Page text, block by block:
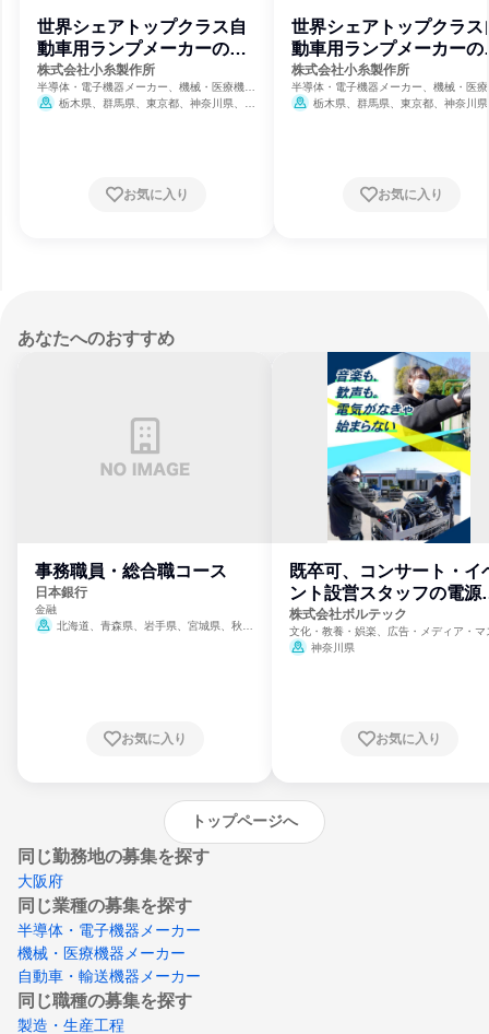
世界シェアトップクラス自
動車用ランプメーカーの研
究開発職
株式会社小糸製作所
半導体・電子機器メーカー、機械・医療機器
メーカー、自動車・輸送機器メーカー
栃木県、群馬県、東京都、神奈川県、静
お気に入り
世界シェアトップクラス
動車用ランプメーカーの
産技術職
株式会社小糸製作所
半導体・電子機器メーカー、機械・医
メーカー、自動車・輸送機器メーカー
栃木県、群馬県、東京都、神奈川
お気に入り
あなたへのおすすめ
事務職員・総合職コース
日本銀行
金融
北海道、青森県、岩手県、宮城県、秋田
崎県、熊本県、大分県、宮崎県、鹿児島県、
お気に入り
既卒可、コンサート・イ
ント設営スタッフの電源
門
株式会社ボルテック
文化・教養・娯楽、広告・メディア・マ
ミ、電力・ガス・水道・エネルギー
神奈川県
お気に入り
トップページへ
同じ勤務地の募集を探す
大阪府
同じ業種の募集を探す
半導体・電子機器メーカー
機械・医療機器メーカー
自動車・輸送機器メーカー
同じ職種の募集を探す
製造・生産工程